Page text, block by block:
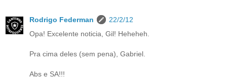
Rodrigo Federman
22/2/12
Opa! Excelente noticia, Gil! Heheheh.
Pra cima deles (sem pena), Gabriel.
Abs e SA!!!